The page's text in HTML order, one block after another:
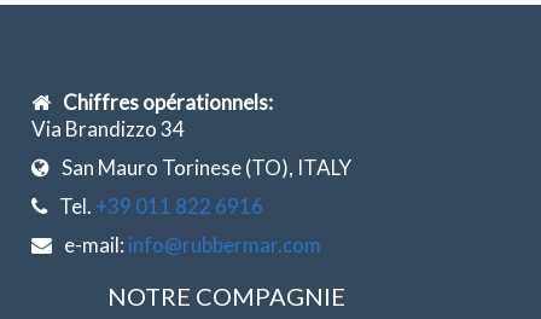
Chiffres opérationnels:
Via Brandizzo 34
San Mauro Torinese (TO), ITALY
Tel. +39 011 822 6916
e-mail: info@rubbermar.com
NOTRE COMPAGNIE